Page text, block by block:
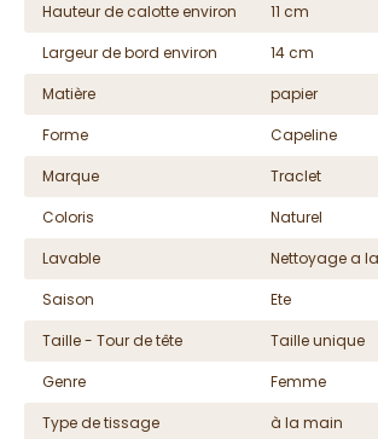
Hauteur de calotte environ
11 cm
Largeur de bord environ
14 cm
Matière
papier
Forme
Capeline
Marque
Traclet
Coloris
Naturel
Lavable
Nettoyage a
Saison
Ete
Taille - Tour de tête
Taille unique
Genre
Femme
Type de tissage
à la main